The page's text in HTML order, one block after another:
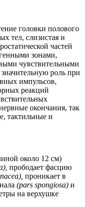
головки полового
тел, слизистая и
частей
зонами,
чувствительными
роль при
импульсов,
реакций
окончания, так
тактильные и
около 12 см)
прободает фасцию
проникает в
(pars spongiosa) и
на верхушке